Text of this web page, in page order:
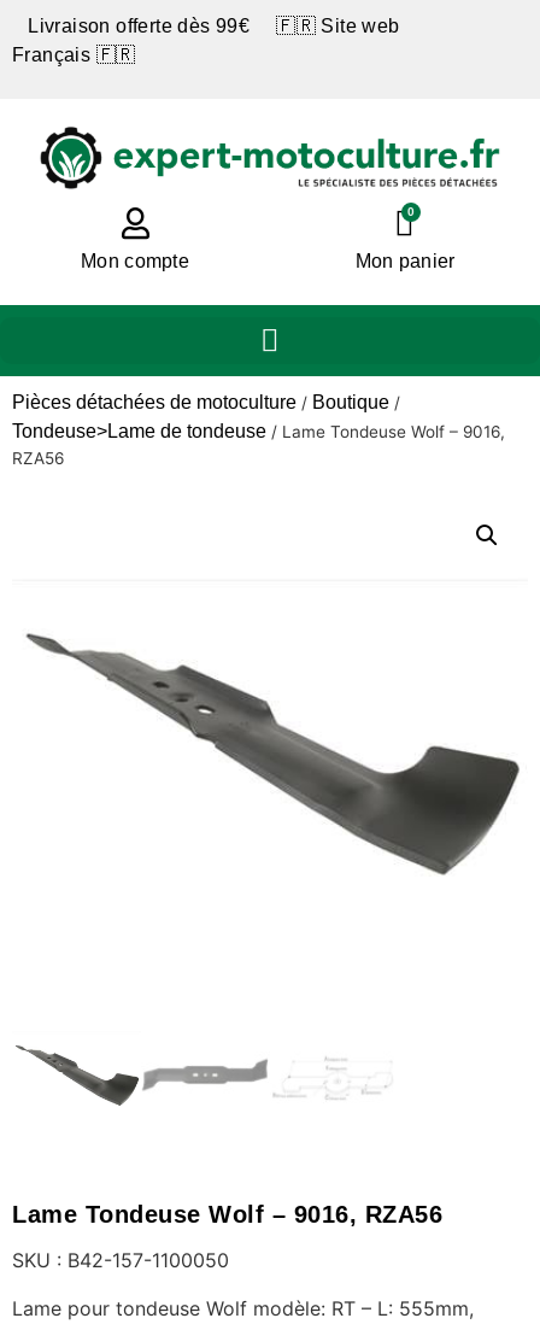
Livraison offerte dès 99€ 🇫🇷 Site web
Français 🇫🇷
Mon compte
0
Mon panier
Pièces détachées de motoculture / Boutique /
Tondeuse>Lame de tondeuse / Lame Tondeuse Wolf – 9016,
RZA56
Lame Tondeuse Wolf – 9016, RZA56
SKU : B42-157-1100050
Lame pour tondeuse Wolf modèle: RT – L: 555mm,